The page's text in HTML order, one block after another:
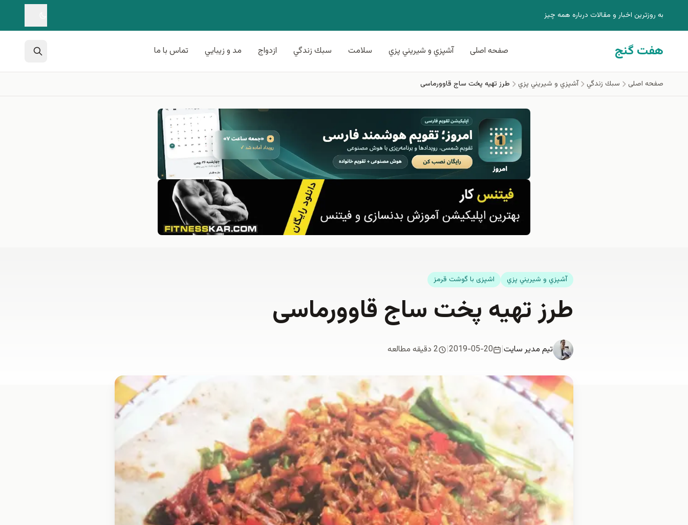
به روزترين اخبار و مقالات درباره همه چيز
هفت گنج صفحه اصلی آشپزي و شيريني پزي سلامت سبك زندگي ازدواج مد و زيبايي تماس با ما
صفحه اصلی سبك زندگي آشپزي و شيريني پزي طرز تهیه پخت ساج قاوورماسی
آشپزي و شيريني پزي اشپزی با گوشت قرمز
طرز تهیه پخت ساج قاوورماسی
تیم مدیر سایت|
2019-05-20
| 2 دقیقه مطالعه